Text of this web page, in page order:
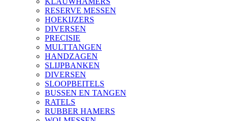
RESERVE MESSEN
HOEKIJZERS
DIVERSEN
PRECISIE
MULTTANGEN
HANDZAGEN
SLIJPBANKEN
DIVERSEN
SLOOPBEITELS
BUSSEN EN TANGEN
RATELS
RUBBER HAMERS